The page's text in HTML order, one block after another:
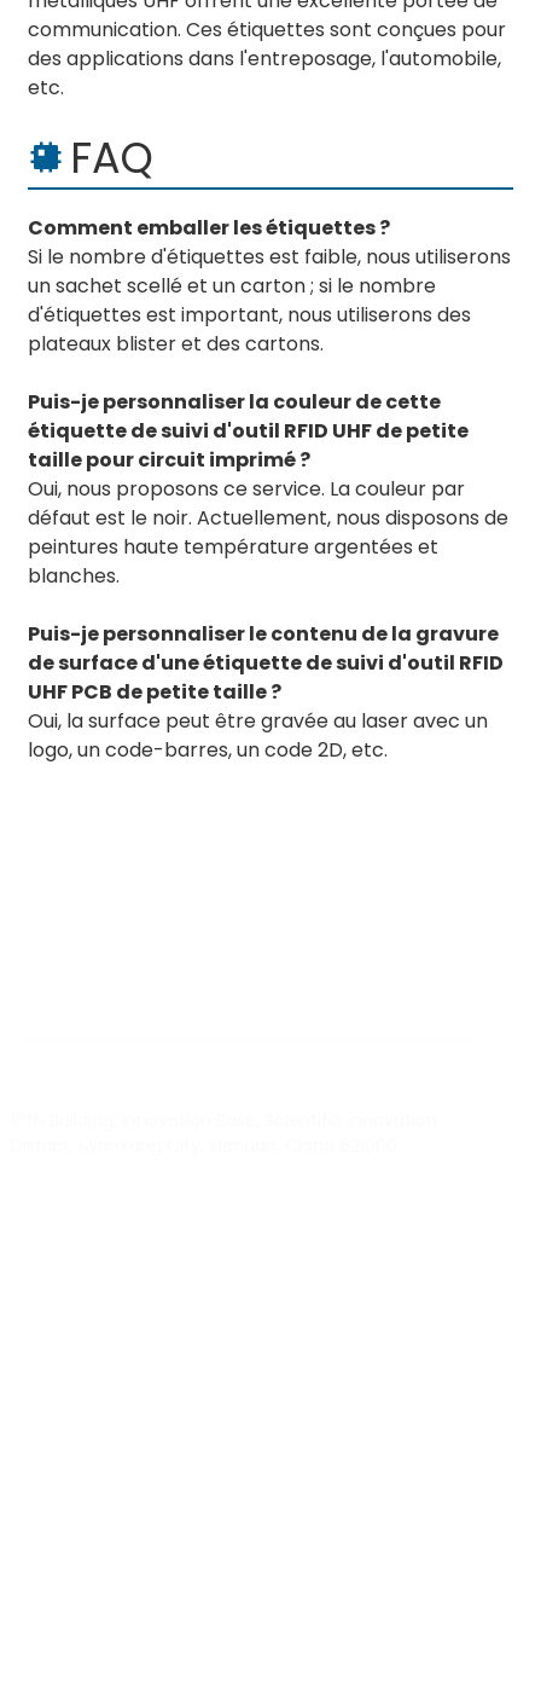
communication. Ces étiquettes sont conçues pour
des applications dans l'entreposage, l'automobile,
etc.
FAQ
Comment emballer les étiquettes ?
Si le nombre d'étiquettes est faible, nous utiliserons
un sachet scellé et un carton ; si le nombre
d'étiquettes est important, nous utiliserons des
plateaux blister et des cartons.
Puis-je personnaliser la couleur de cette
étiquette de suivi d'outil RFID UHF de petite
taille pour circuit imprimé ?
Oui, nous proposons ce service. La couleur par
défaut est le noir. Actuellement, nous disposons de
peintures haute température argentées et
blanches.
Puis-je personnaliser le contenu de la gravure
de surface d'une étiquette de suivi d'outil RFID
UHF PCB de petite taille ?
Oui, la surface peut être gravée au laser avec un
logo, un code-barres, un code 2D, etc.